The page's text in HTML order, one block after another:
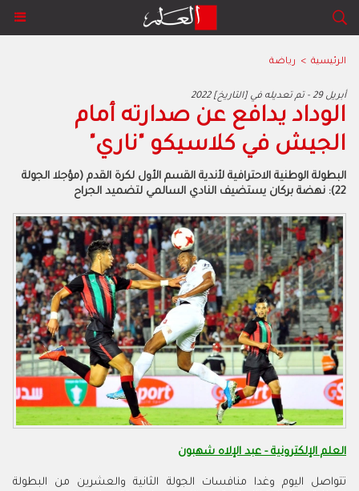
الرئيسية > رياضة
2022 أبريل 29 - تم تعديله في [التاريخ]
الوداد يدافع عن صدارته أمام
الجيش في كلاسيكو "ناري"
البطولة الوطنية الاحترافية لأندية القسم الأول لكرة القدم (مؤجلا الجولة
22): نهضة بركان يستضيف النادي السالمي لتضميد الجراح
العلم الإلكترونية - عبد الإلاه شهبون
تتواصل اليوم وغدا منافسات الجولة الثانية والعشرين من البطولة